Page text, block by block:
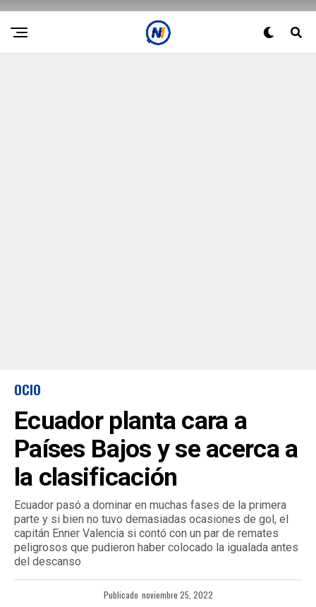
OCIO
Ecuador planta cara a
Países Bajos y se acerca a
la clasificación
Ecuador pasó a dominar en muchas fases de la primera
parte y si bien no tuvo demasiadas ocasiones de gol, el
capitán Enner Valencia si contó con un par de remates
peligrosos que pudieron haber colocado la igualada antes
del descanso
Publicado noviembre 25, 2022